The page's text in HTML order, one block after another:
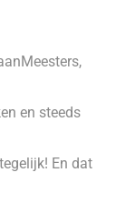
en steeds
En dat